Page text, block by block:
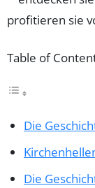
Table of
Die
Die